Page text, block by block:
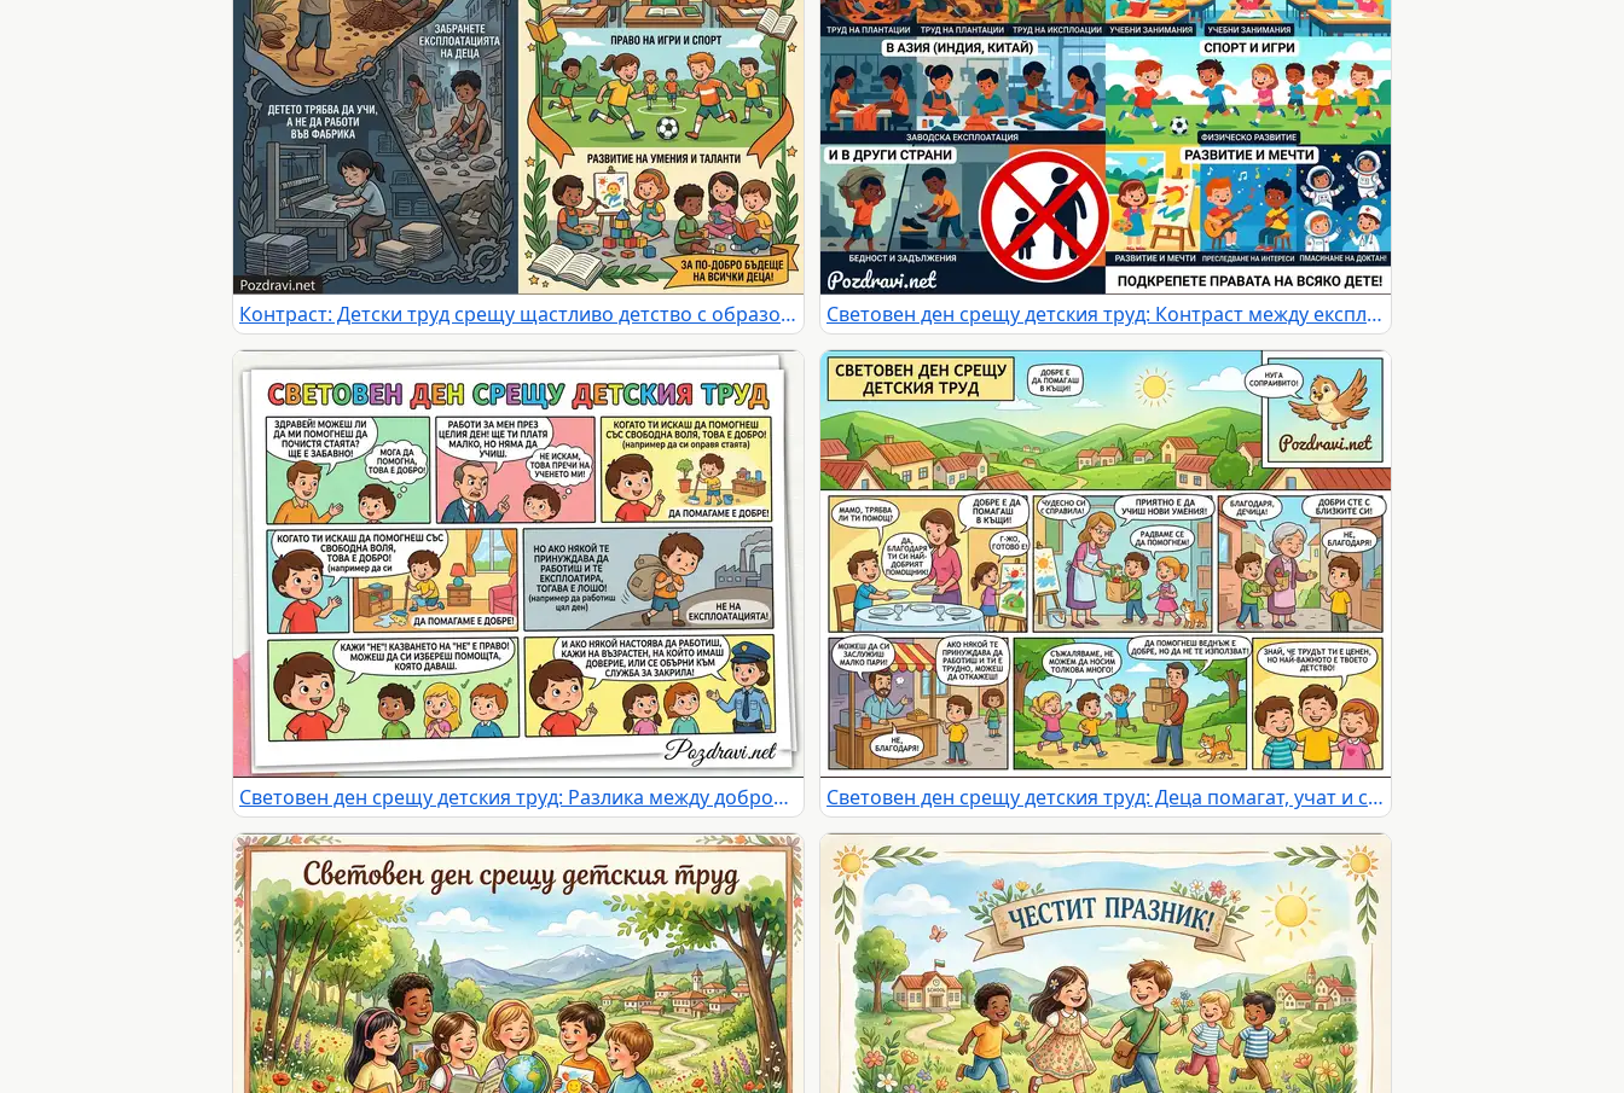
Контраст: Детски труд срещу щастливо детство с образование, игра и развитие. Световен ден срещу детския труд: Контраст между експлоатация и право на детство, учене и игра.
Световен ден срещу детския труд: Разлика между доброволна помощ и експлоатация. Права на децата и как да се защитят. Световен ден срещу детския труд: Деца помагат, учат и се радват на детството си.